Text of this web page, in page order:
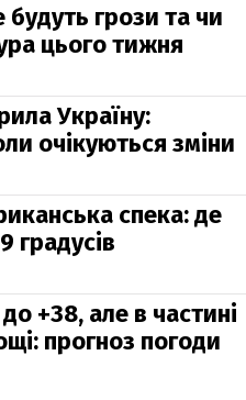
будуть грози та чи
цього тижня
Україну:
очікуються зміни
спека: де
градусів
+38, але в частині
прогноз погоди